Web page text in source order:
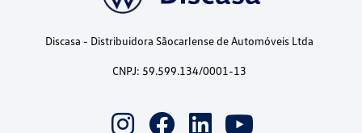
Discasa - Distribuidora Sãocarlense de Automóveis Ltda
CNPJ: 59.599.134/0001-13